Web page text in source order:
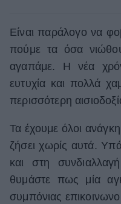
Είναι παράλογο να
πούμε τα όσα
αγαπάμε. Η νέα
ευτυχία και πολλά
περισσότερη
Τα έχουμε όλοι
ζήσει χωρίς αυτά.
και στη
θυμάστε πως μία
συμπόνιας